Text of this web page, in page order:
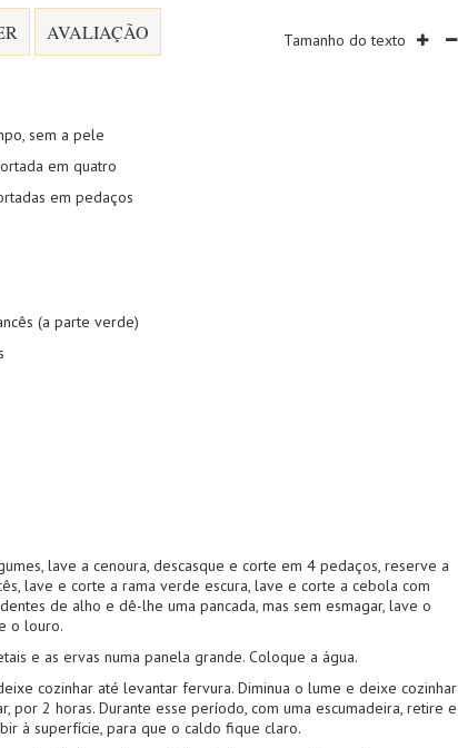
AVALIAÇÃO Tamanho do texto
sem a pele
em quatro
em pedaços
(a parte verde)
lave a cenoura, descasque e corte em 4 pedaços, reserve a
lave e corte a rama verde escura, lave e corte a cebola com
de alho e dê-lhe uma pancada, mas sem esmagar, lave o
o louro.
e as ervas numa panela grande. Coloque a água.
cozinhar até levantar fervura. Diminua o lume e deixe cozinhar
por 2 horas. Durante esse período, com uma escumadeira, retire e
à superfície, para que o caldo fique claro.